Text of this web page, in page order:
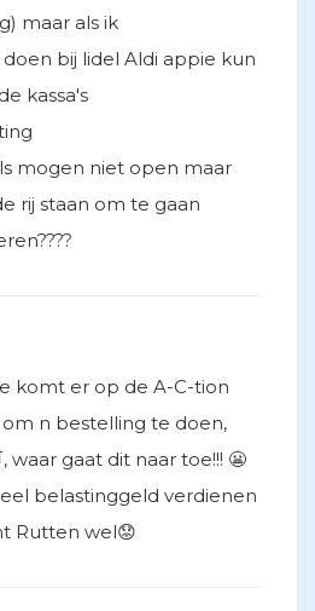
maar als ik
bij lidel Aldi appie kun
kassa's
mogen niet open maar
rij staan om te gaan
komt er op de A-C-tion
n bestelling te doen,
waar gaat dit naar toe!!! 😬
belastinggeld verdienen
Rutten wel😟